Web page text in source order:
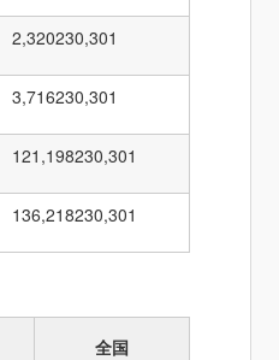
2,320230,301
3,716230,301
121,198230,301
136,218230,301
全国